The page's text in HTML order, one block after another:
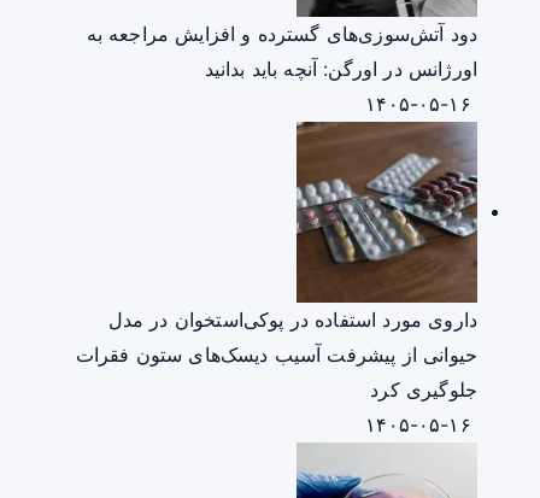
دود آتش‌سوزی‌های گسترده و افزایش مراجعه به
اورژانس در اورگن: آنچه باید بدانید
داروی مورد استفاده در پوکی‌استخوان در مدل
حیوانی از پیشرفت آسیب دیسک‌های ستون فقرات
جلوگیری کرد